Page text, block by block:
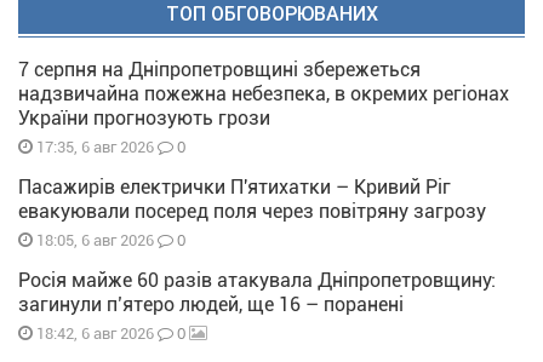
ТОП ОБГОВОРЮВАНИХ
7 серпня на Дніпропетровщині збережеться
надзвичайна пожежна небезпека, в окремих регіонах
України прогнозують грози
17:35, 6 авг 2026 0
Пасажирів електрички П'ятихатки – Кривий Ріг
евакуювали посеред поля через повітряну загрозу
18:05, 6 авг 2026 0
Росія майже 60 разів атакувала Дніпропетровщину:
загинули п’ятеро людей, ще 16 – поранені
18:42, 6 авг 2026 0